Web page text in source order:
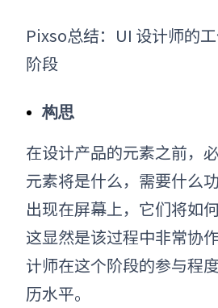
Pixso总结：UI 设计师的
阶段
构思
在设计产品的元素之前，
元素将是什么， 需要什么
出现在屏幕上，它们将如
这显然是该过程中非常协
计师在这个阶段的参与程
历水平。